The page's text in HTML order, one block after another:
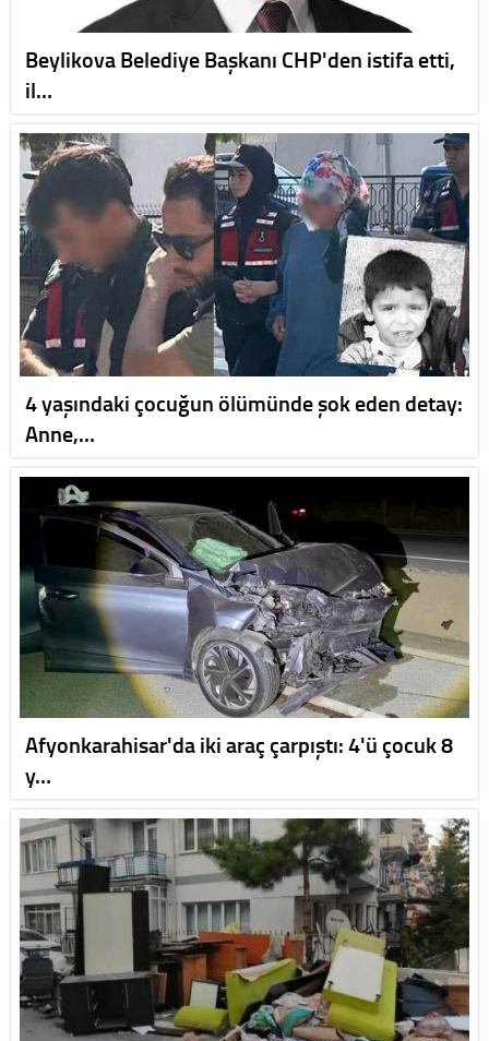
Beylikova Belediye Başkanı CHP'den istifa etti,
il…
4 yaşındaki çocuğun ölümünde şok eden detay:
Anne,…
Afyonkarahisar'da iki araç çarpıştı: 4'ü çocuk 8
y…